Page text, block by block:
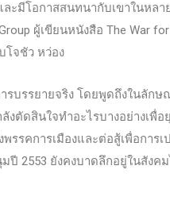
ะมีโอกาสสนทนากับเขาในหล
ผู้เขียนหนังสือ The War for
โจชัว หว่อง
รบรรยายจริง โดยพูดถึงในลัก
งตัดสินใจทำอะไรบางอย่างเพื่
รคการเมืองและต่อสู้เพื่อการ
2553 ยังคงบาดลึกอยู่ในสังค